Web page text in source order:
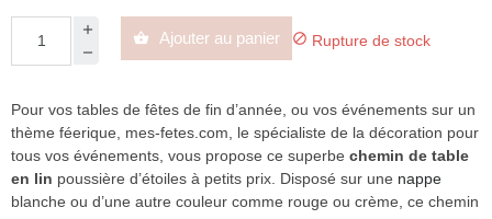
 Ajouter au panier  Rupture de stock
Pour vos tables de fêtes de fin d’année, ou vos événements sur un
thème féerique, mes-fetes.com, le spécialiste de la décoration pour
tous vos événements, vous propose ce superbe chemin de table
en lin poussière d’étoiles à petits prix. Disposé sur une nappe
blanche ou d’une autre couleur comme rouge ou crème, ce chemin